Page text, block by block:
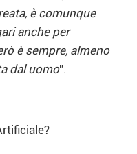
è comunque
anche per
è sempre, almeno
dal uomo”.